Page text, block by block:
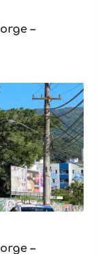
–
–